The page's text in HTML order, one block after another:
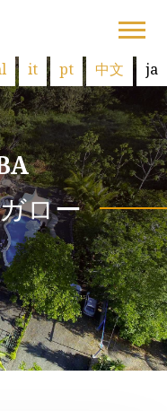
it pt 中文 ja
ロー